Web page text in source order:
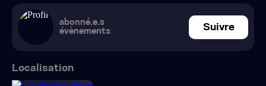
abonné.e.s
évènements
Suivre
Localisation